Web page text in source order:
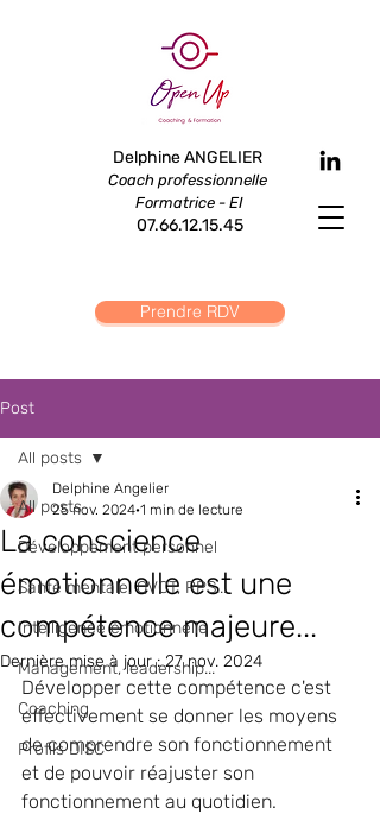
Delphine ANGELIER
Coach professionnelle
Formatrice - EI
07.66.12.15.45
Prendre RDV
Post
All posts
Développement personnel
Santé mentale, QVCT, RPS...
Intelligence émotionnelle
Management, leadership...
Coaching
Profils DISC
All posts
La conscience
émotionnelle est une
compétence majeure...
Delphine Angelier
25 nov. 2024 1 min de lecture
Dernière mise à jour :27 nov. 2024
Développer cette compétence c'est
effectivement se donner les moyens
de comprendre son fonctionnement
et de pouvoir réajuster son
fonctionnement au quotidien.